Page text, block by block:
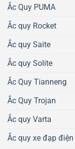
Ắc Quy PUMA
Ắc quy Rocket
Ắc quy Saite
Ắc quy Solite
Ắc Quy Tianneng
Ắc Quy Trojan
Ắc quy Varta
Ắc quy xe đạp điện